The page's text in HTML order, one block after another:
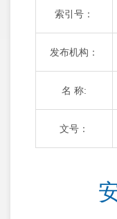
索引号：
发布机构：
名 称:
文号：